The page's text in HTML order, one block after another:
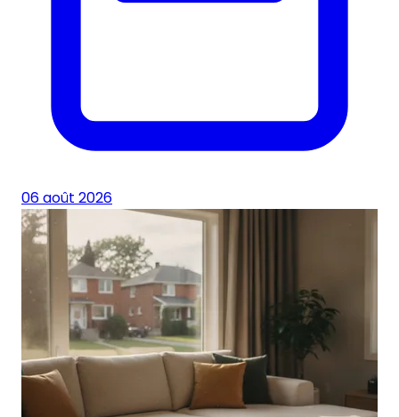
06 août 2026